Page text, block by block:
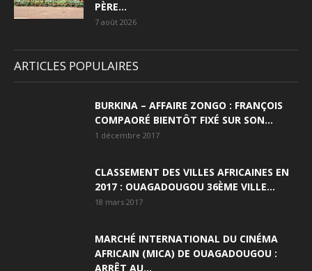
PÈRE...
7 août 2026
ARTICLES POPULAIRES
BURKINA – AFFAIRE ZONGO : FRANÇOIS
COMPAORÉ BIENTÔT FIXÉ SUR SON...
1 décembre 2017
CLASSEMENT DES VILLES AFRICAINES EN
2017 : OUAGADOUGOU 36ÈME VILLE...
18 mars 2017
MARCHÉ INTERNATIONAL DU CINÉMA
AFRICAIN (MICA) DE OUAGADOUGOU :
ARRÊT AU...